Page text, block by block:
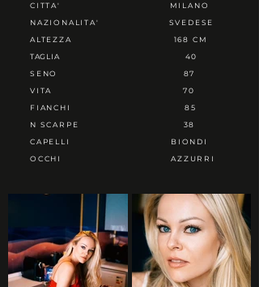
CITTA'
NAZIONALITA'
ALTEZZA
TAGLIA
SENO
VITA
FIANCHI
N SCARPE
CAPELLI
OCCHI
MILANO
SVEDESE
168 CM
40
87
70
85
38
BIONDI
AZZURRI